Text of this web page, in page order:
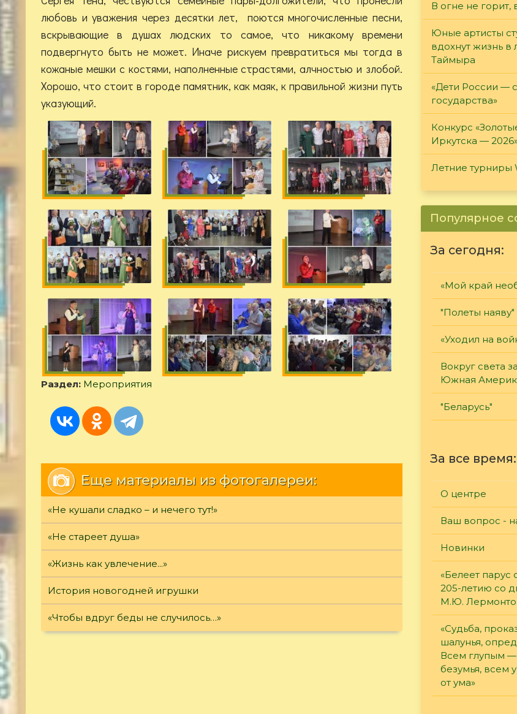
любовь и уважения через десятки лет, поются многочисленные песни,
вскрывающие в душах людских то самое, что никакому времени
подвергнуто быть не может. Иначе рискуем превратиться мы тогда в
кожаные мешки с костями, наполненные страстями, алчностью и злобой.
Хорошо, что стоит в городе памятник, как маяк, к правильной жизни путь
указующий.
Раздел: Мероприятия
Еще материалы из фотогалереи:
«Не кушали сладко – и нечего тут!»
«Не стареет душа»
«Жизнь как увлечение...»
История новогодней игрушки
«Чтобы вдруг беды не случилось…»
В огне не горит,
Юные артисты
вдохнут жизнь в
Таймыра
«Дети России —
государства»
Конкурс
Иркутска —
Летние турниры
Популярное
За сегодня:
«Мой край
"Полеты наяву"
«Уходил на
Вокруг света
Южная
"Беларусь"
За все время:
О центре
Ваш вопрос -
Новинки
«Белеет парус
205-летию со
М.Ю.
«Судьба,
шалунья,
Всем глупым —
безумья, всем
от ума»